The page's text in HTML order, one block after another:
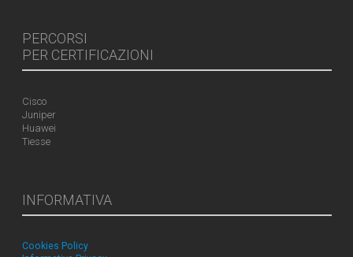
PERCORSI
PER CERTIFICAZIONI
Cisco
Juniper
Huawei
Tiesse
INFORMATIVA
Cookies Policy